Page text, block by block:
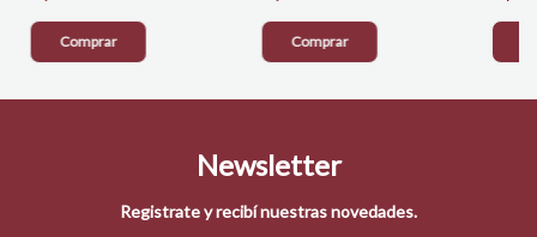
Comprar Comprar
Newsletter
Registrate y recibí nuestras novedades.